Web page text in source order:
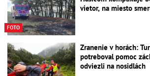
FOTO
vietor, na miesto
Zranenie v horách:
potreboval pomoc
odviezli na nosidlách